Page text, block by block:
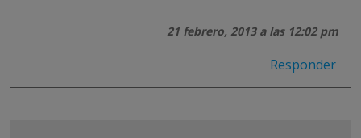
21 febrero, 2013 a las 12:02 pm
Responder